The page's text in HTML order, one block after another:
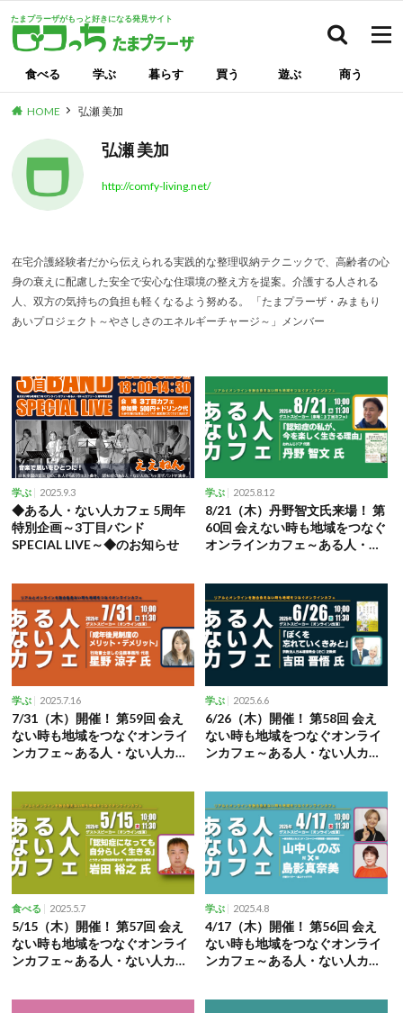
たまプラーザがもっと好きになる発見サイト
食べる 学ぶ 暮らす 買う 遊ぶ 商う
HOME 弘瀬 美加
弘瀬 美加
http://comfy-living.net/
在宅介護経験者だから伝えられる実践的な整理収納テクニックで、高齢者の心
身の衰えに配慮した安全で安心な住環境の整え方を提案。介護する人される
人、双方の気持ちの負担も軽くなるよう努める。 「たまプラーザ・みまもり
あいプロジェクト～やさしさのエネルギーチャージ～」メンバー
学ぶ 2025.9.3
◆ある人・ない人カフェ 5周年
特別企画～3丁目バンド
SPECIAL LIVE～◆のお知らせ
学ぶ 2025.8.12
8/21（木）丹野智文氏来場！ 第
60回 会えない時も地域をつなぐ
オンラインカフェ～ある人・な
学ぶ 2025.7.16
7/31（木）開催！ 第59回 会え
ない時も地域をつなぐオンライ
ンカフェ～ある人・ない人カフ
学ぶ 2025.6.6
6/26（木）開催！ 第58回 会え
ない時も地域をつなぐオンライ
ンカフェ～ある人・ない人カフ
食べる 2025.5.7
5/15（木）開催！ 第57回 会え
ない時も地域をつなぐオンライ
ンカフェ～ある人・ない人カフ
学ぶ 2025.4.8
4/17（木）開催！ 第56回 会え
ない時も地域をつなぐオンライ
ンカフェ～ある人・ない人カフ